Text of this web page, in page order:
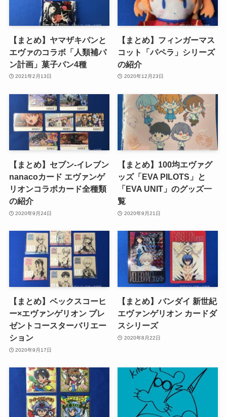
【まとめ】ヤマザキパンと
エヴァのコラボ「人類補パ
ン計画」菓子パン4種
2021年2月13日
【まとめ】フィンガーマス
コット「パペラ」シリーズ
の紹介
2020年12月23日
【まとめ】セブン-イレブン
nanacoカード エヴァンゲ
リオンコラボカード全種類
の紹介
2020年9月24日
【まとめ】100均エヴァグ
ッズ「EVA PILOTS」と
「EVA UNIT」のグッズ一
覧
2020年9月21日
【まとめ】ベックスコーヒ
ー×エヴァンゲリオン プレ
ゼントコースターバリエー
ション
2020年9月17日
【まとめ】バンダイ 新世紀
エヴァンゲリオン カードダ
スシリーズ
2020年8月22日